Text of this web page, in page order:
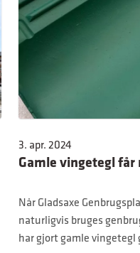
3. apr. 2024
Gamle vingetegl
Når Gladsaxe
naturligvis bruges
har gjort gamle vingetegl